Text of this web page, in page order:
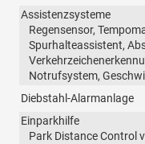
Assistenzsysteme
Regensensor,
Spurhalteassistent,
Notrufsystem,
Diebstahl-Alarmanlage
Einparkhilfe
Park Distance Control